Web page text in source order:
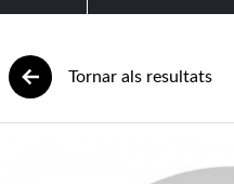
Tornar als resultats